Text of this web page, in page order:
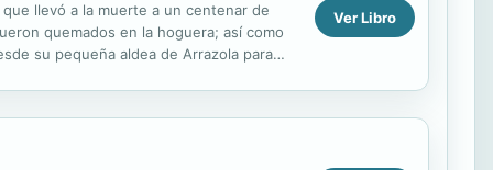
llevó a la muerte a un centenar de
quemados en la hoguera; así como
su pequeña aldea de Arrazola para
Ver Libro